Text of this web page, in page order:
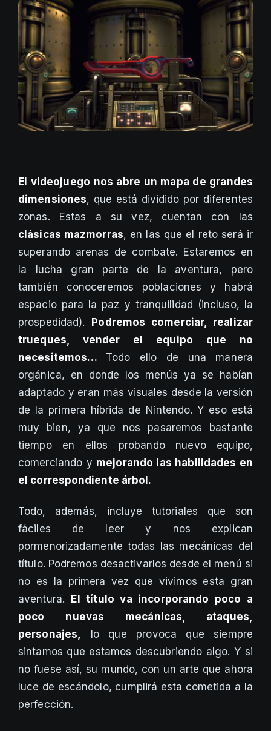
El videojuego nos abre un mapa de grandes
dimensiones, que está dividido por diferentes
zonas. Estas a su vez, cuentan con las
clásicas mazmorras, en las que el reto será ir
superando arenas de combate. Estaremos en
la lucha gran parte de la aventura, pero
también conoceremos poblaciones y habrá
espacio para la paz y tranquilidad (incluso, la
prospedidad). Podremos comerciar, realizar
trueques, vender el equipo que no
necesitemos… Todo ello de una manera
orgánica, en donde los menús ya se habían
adaptado y eran más visuales desde la versión
de la primera híbrida de Nintendo. Y eso está
muy bien, ya que nos pasaremos bastante
tiempo en ellos probando nuevo equipo,
comerciando y mejorando las habilidades en
el correspondiente árbol.
Todo, además, incluye tutoriales que son
fáciles de leer y nos explican
pormenorizadamente todas las mecánicas del
título. Podremos desactivarlos desde el menú si
no es la primera vez que vivimos esta gran
aventura. El título va incorporando poco a
poco nuevas mecánicas, ataques,
personajes,
lo que provoca que siempre
sintamos que estamos descubriendo algo. Y si
no fuese así, su mundo, con un arte que ahora
luce de escándolo, cumplirá esta cometida a la
perfección.